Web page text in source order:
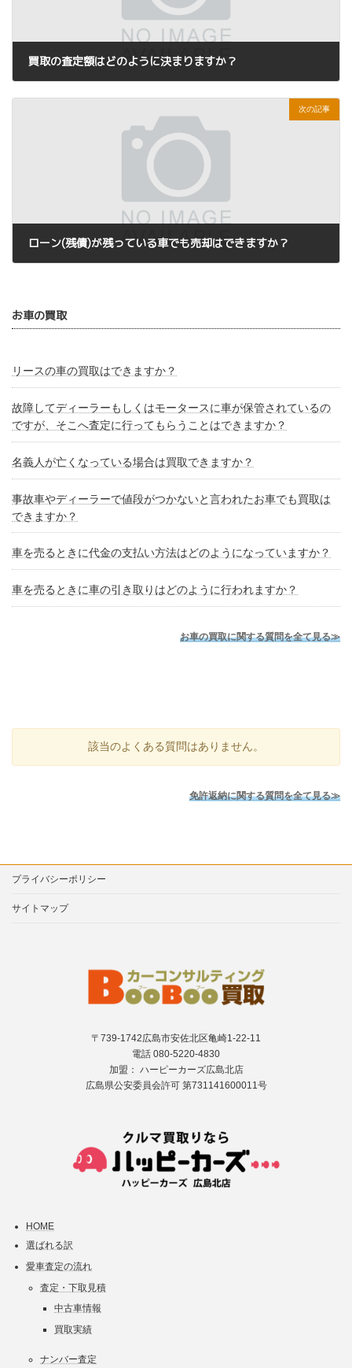
買取の査定額はどのように決まりますか？
次の記事
ローン(残債)が残っている車でも売却はできますか？
お車の買取
リースの車の買取はできますか？
故障してディーラーもしくはモータースに車が保管されているの
ですが、そこへ査定に行ってもらうことはできますか？
名義人が亡くなっている場合は買取できますか？
事故車やディーラーで値段がつかないと言われたお車でも買取は
できますか？
車を売るときに代金の支払い方法はどのようになっていますか？
車を売るときに車の引き取りはどのように行われますか？
お車の買取に関する質問を全て見る≫
該当のよくある質問はありません。
免許返納に関する質問を全て見る≫
プライバシーポリシー
サイトマップ
〒739-1742広島市安佐北区亀崎1-22-11
電話 080-5220-4830
加盟： ハーピーカーズ広島北店
広島県公安委員会許可 第731141600011号
HOME
選ばれる訳
愛車査定の流れ
査定・下取見積
中古車情報
買取実績
ナンバー査定